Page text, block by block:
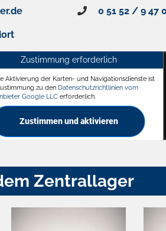
0 51 52 / 9 47
Oldendorf
Zustimmung erforderlich
Aktivierung der Karten- und Navigationsdienste ist
zu den Datenschutzrichtlinien vom
Google LLC erforderlich.
Zustimmen und aktivieren
Zentrallager